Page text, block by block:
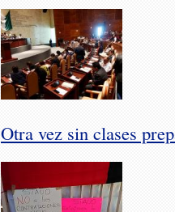
Otra vez sin clases